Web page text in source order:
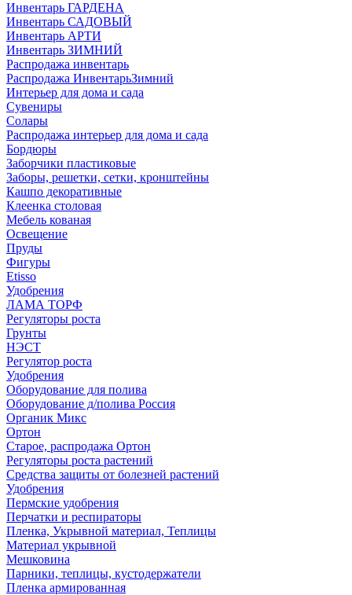
Инвентарь ГАРДЕНА
Инвентарь САДОВЫЙ
Инвентарь АРТИ
Инвентарь ЗИМНИЙ
Распродажа инвентарь
Распродажа ИнвентарьЗимний
Интерьер для дома и сада
Сувениры
Солары
Распродажа интерьер для дома и сада
Бордюры
Заборчики пластиковые
Заборы, решетки, сетки, кронштейны
Кашпо декоративные
Клеенка столовая
Мебель кованая
Освещение
Пруды
Фигуры
Etisso
Удобрения
ЛАМА ТОРФ
Регуляторы роста
Грунты
НЭСТ
Регулятор роста
Удобрения
Оборудование для полива
Оборудование д/полива Россия
Органик Микс
Ортон
Старое, распродажа Ортон
Регуляторы роста растений
Средства защиты от болезней растений
Удобрения
Пермские удобрения
Перчатки и респираторы
Пленка, Укрывной материал, Теплицы
Материал укрывной
Мешковина
Парники, теплицы, кустодержатели
Пленка армированная